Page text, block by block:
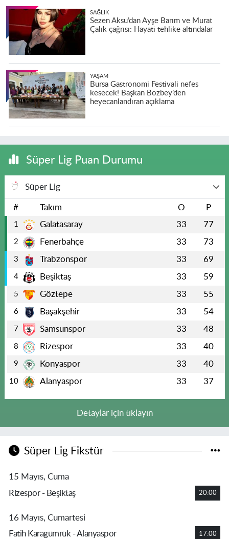
SAĞLIK
Sezen Aksu’dan Ayşe Barım ve Murat
Çalık çağrısı: Hayati tehlike altındalar
YAŞAM
Bursa Gastronomi Festivali nefes
kesecek! Başkan Bozbey’den
heyecanlandıran açıklama
Süper Lig Puan Durumu
Süper Lig
# Takım O P
1 Galatasaray 33 77
2 Fenerbahçe 33 73
3 Trabzonspor 33 69
4 Beşiktaş 33 59
5 Göztepe 33 55
6 Başakşehir 33 54
7 Samsunspor 33 48
8 Rizespor 33 40
9 Konyaspor 33 40
10 Alanyaspor 33 37
Detaylar için tıklayın
Süper Lig Fikstür
15 Mayıs, Cuma
Rizespor - Beşiktaş
20:00
16 Mayıs, Cumartesi
Fatih Karagümrük - Alanyaspor
17:00